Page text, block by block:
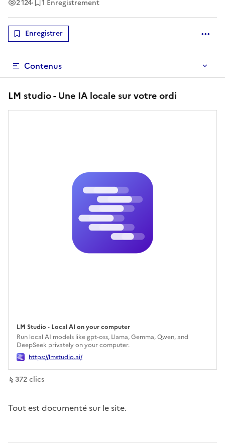
2 124Vues
· 1 Enregistrement
Enregistrer
Contenus
LM studio - Une IA locale sur votre ordi
LM Studio - Local AI on your computer
Ouverture dans un nouvel onglet
Run local AI models like gpt-oss, Llama, Gemma, Qwen, and
DeepSeek privately on your computer.
https://lmstudio.ai/
372clics
sur ce lien
Tout est documenté sur le site.